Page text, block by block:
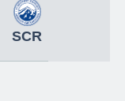
SCR